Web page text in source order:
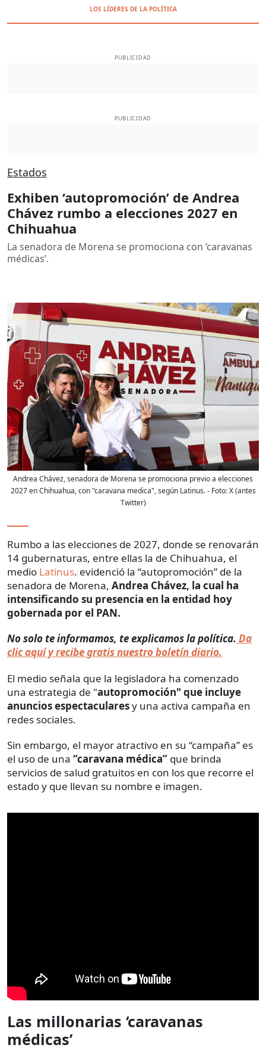
LOS LÍDERES DE LA POLÍTICA
PUBLICIDAD
PUBLICIDAD
Estados
Exhiben ‘autopromoción’ de Andrea
Chávez rumbo a elecciones 2027 en
Chihuahua
La senadora de Morena se promociona con ‘caravanas
médicas’.
Andrea Chávez, senadora de Morena se promociona previo a elecciones
2027 en Chihuahua, con "caravana medica", según Latinus.- Foto:X (antes
Twitter)
Rumbo a las elecciones de 2027, donde se renovarán
14 gubernaturas, entre ellas la de Chihuahua, el
medio Latinus. evidenció la “autopromoción” de la
senadora de Morena, Andrea Chávez, la cual ha
intensificando su presencia en la entidad hoy
gobernada por el PAN.
No solo te informamos, te explicamos la política. Da
clic aquí y recibe gratis nuestro boletín diario.
El medio señala que la legisladora ha comenzado
una estrategia de "autopromoción" que incluye
anuncios espectacularesy una activa campaña en
redes sociales.
Sin embargo, el mayor atractivo en su “campaña” es
el uso de una “caravana médica” que brinda
servicios de salud gratuitos en con los que recorre el
estado y que llevan su nombre e imagen.
Las millonarias ‘caravanas
médicas’